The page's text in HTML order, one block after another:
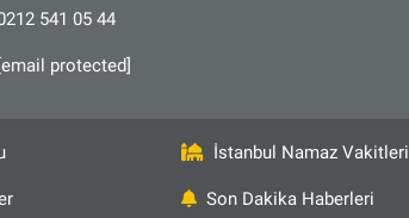
541 05 44
[email protected]
İstanbul Namaz Vakitleri
Son Dakika Haberleri